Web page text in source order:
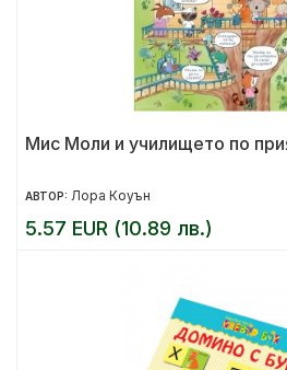
Мис Моли и училището по
АВТОР: Лора Коуън
5.57 EUR (10.89 лв.)